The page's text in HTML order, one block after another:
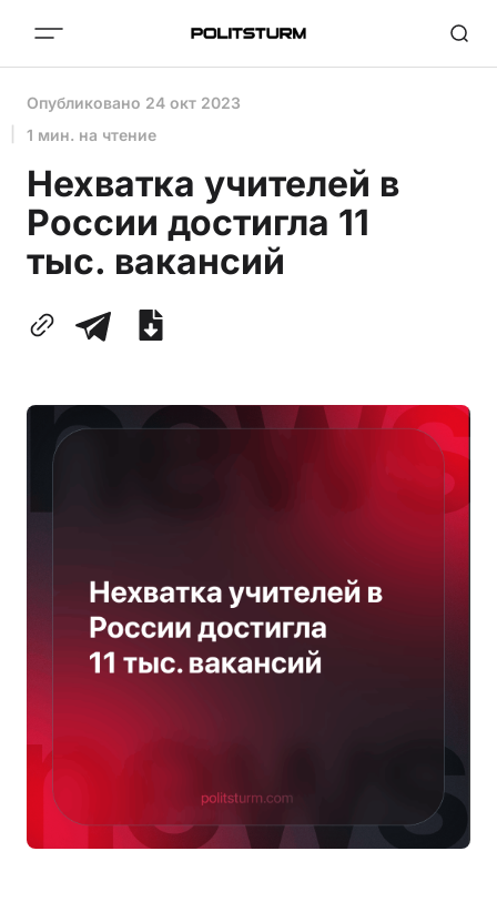
Опубликовано 24 окт 2023
1 мин. на чтение
Нехватка учителей в
России достигла 11
тыс. вакансий